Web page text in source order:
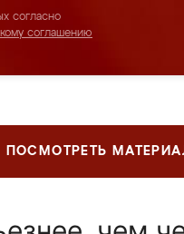
согласно
соглашению
ПОСМОТРЕТЬ